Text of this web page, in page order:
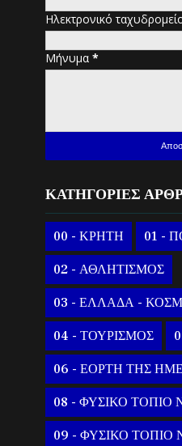
Ηλεκτρονικό
Μήνυμα*
ΚΑΤΗΓΟΡΙΕΣ
00 - ΚΡΗΤΗ 01 -
02 - ΑΘΛΗΤΙΣΜΟΣ
03 - ΕΛΛΑΔΑ -
04 - ΤΟΥΡΙΣΜΟΣ
06 - ΕΟΡΤΗ ΤΗΣ
08 - ΦΥΣΙΚΟ ΤΟΠΙΟ
09 - ΦΥΣΙΚΟ ΤΟΠΙΟ